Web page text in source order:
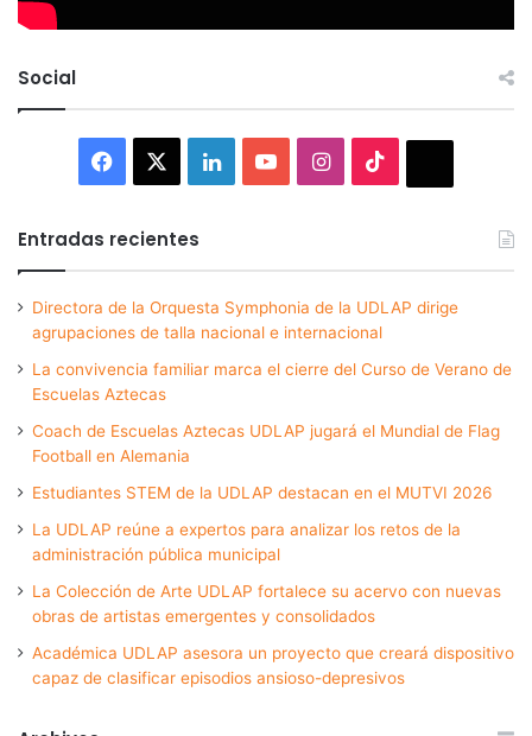
Social
Facebook LinkedInYouTubeInstagram
Entradas recientes
Directora de la Orquesta Symphonia de la UDLAP dirige
agrupaciones de talla nacional e internacional
La convivencia familiar marca el cierre del Curso de Verano de
Escuelas Aztecas
Coach de Escuelas Aztecas UDLAP jugará el Mundial de Flag
Football en Alemania
Estudiantes STEM de la UDLAP destacan en el MUTVI 2026
La UDLAP reúne a expertos para analizar los retos de la
administración pública municipal
La Colección de Arte UDLAP fortalece su acervo con nuevas
obras de artistas emergentes y consolidados
Académica UDLAP asesora un proyecto que creará dispositivo
capaz de clasificar episodios ansioso-depresivos